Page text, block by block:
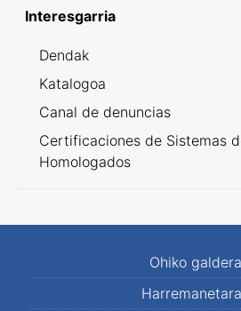
Interesgarria
Dendak
Katalogoa
Canal de denuncias
Certificaciones de Sistemas
Homologados
Ohiko